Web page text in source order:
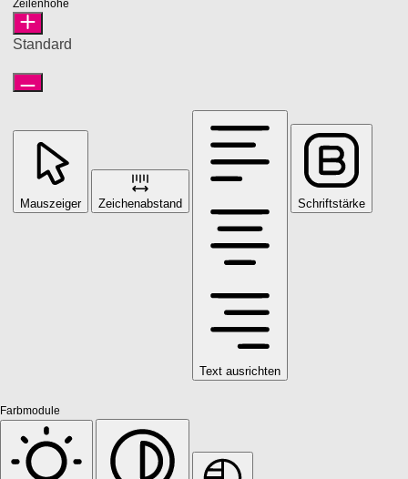
Zeilenhöhe
Standard
Mauszeiger Zeichenabstand
Text ausrichten
Schriftstärke
Farbmodule